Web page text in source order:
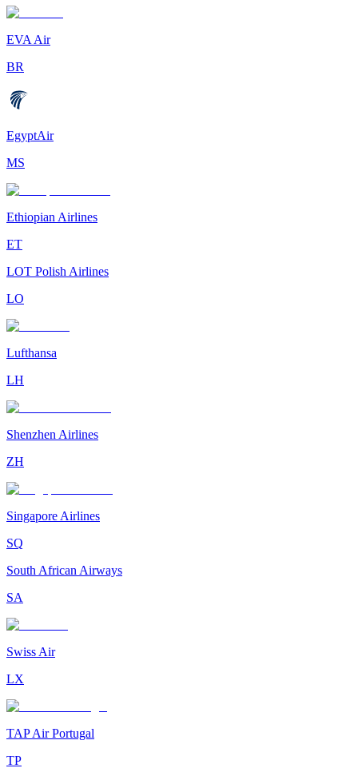
EVA Air
BR
EgyptAir
MS
Ethiopian Airlines
ET
LOT Polish Airlines
LO
Lufthansa
LH
Shenzhen Airlines
ZH
Singapore Airlines
SQ
South African Airways
SA
Swiss Air
LX
TAP Air Portugal
TP